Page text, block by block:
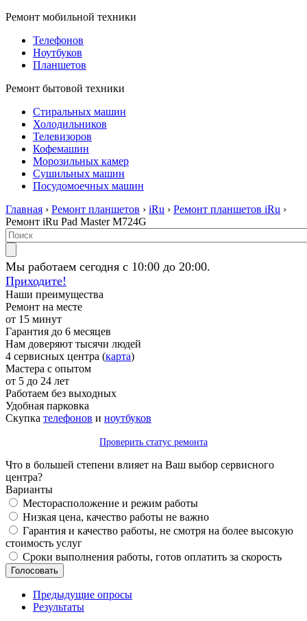
Ремонт мобильной техники
Телефонов
Ноутбуков
Планшетов
Ремонт бытовой техники
Стиральных машин
Холодильников
Телевизоров
Кофемашин
Морозильных камер
Сушильных машин
Посудомоечных машин
Главная › Ремонт планшетов › iRu › Ремонт планшетов iRu ›
Ремонт iRu Pad Master M724G
Мы работаем сегодня с 10:00 до 20:00.
Приходите!
Наши преимущества
Ремонт на месте
от 15 минут
Гарантия до 6 месяцев
Нам доверяют тысячи людей
4 сервисных центра (карта)
Мастера с опытом
от 5 до 24 лет
Работаем без выходных
Удобная парковка
Скупка телефонов и ноутбуков
Проверить статус ремонта
Что в большей степени влияет на Ваш выбор сервисного
центра?
Варианты
Месторасположение и режим работы
Низкая цена, качество работы не важно
Гарантия и качество работы, не смотря на более высокую
стоимость услуг
Сроки выполнения работы, готов оплатить за скорость
Предыдущие опросы
Результаты